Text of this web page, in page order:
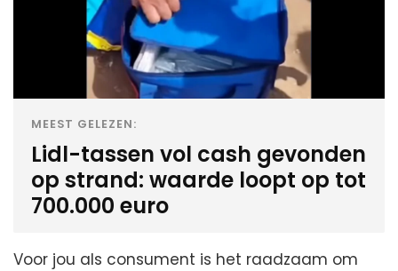
MEEST GELEZEN:
Lidl-tassen vol cash gevonden
op strand: waarde loopt op tot
700.000 euro
Voor jou als consument is het raadzaam om